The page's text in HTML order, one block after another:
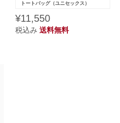
トートバッグ（ユニセックス）
¥11,550
税込み送料無料